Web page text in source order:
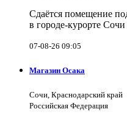
Сдаётся помещение
в городе-курорте Сочи
07-08-26 09:05
Магазин Осака
Сочи, Краснодарский край
Российская Федерация